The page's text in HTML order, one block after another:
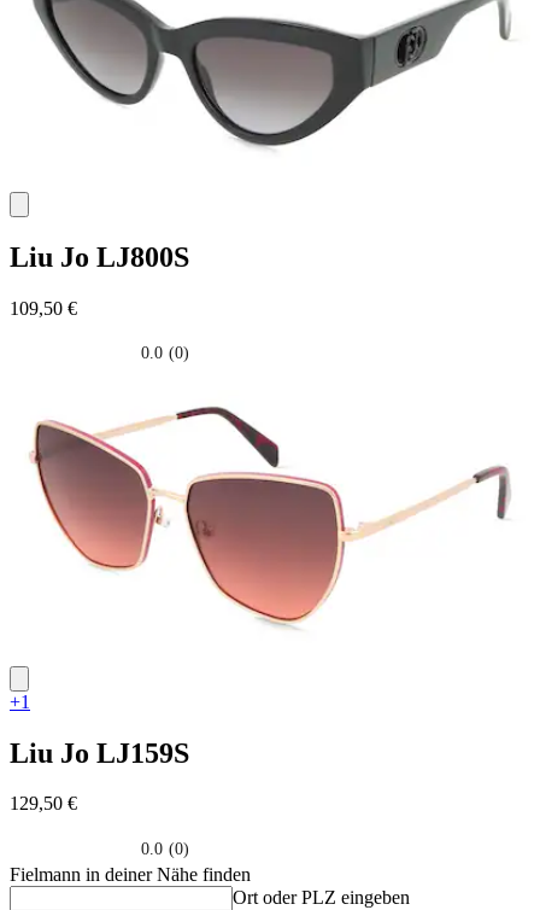
Liu Jo LJ800S
109,50 €
0.0 (0)
stelle.
+1
Liu Jo LJ159S
129,50 €
0.0 (0)
su
Fielmann in deiner Nähe finden
Ort oder PLZ eingeben